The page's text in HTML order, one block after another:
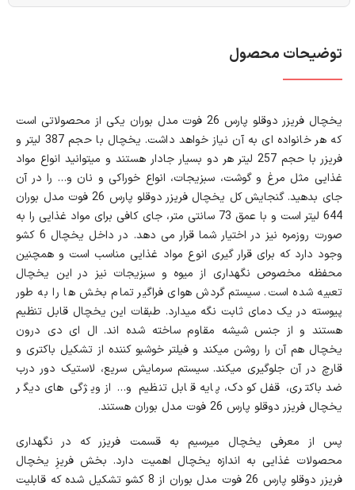
توضیحات محصول
یخچال فریزر دوقلو پارس 26 فوت مدل بوران یکی از محصولاتی است
که هر خانواده ای به آن نیاز خواهد داشت. یخچال با حجم 387 لیتر و
فریزر با حجم 257 لیتر هر دو بسیار جادار هستند و میتوانید انواع مواد
غذایی مثل مرغ و گوشت، سبزیجات، انواع خوراکی و نان و… را در آن
جای بدهید. گنجایش کل یخچال فریزر دوقلو پارس 26 فوت مدل بوران
644 لیتر است و با عمق 73 سانتی متر، جای کافی برای مواد غذایی را به
صورت روزمره نیز در اختیار شما قرار می دهد. در داخل یخچال 6 کشو
وجود دارد که برای قرار گیری انوع مواد غذایی مناسب است و همچنین
محفظه مخصوص نگهداری از میوه و سبزیجات نیز در این یخچال
تعبیه شده است. سیستم گردش هوای فراگیر تمام بخش ها را به طور
پیوسته در یک دمای ثابت نگه میدارد. طبقات این یخچال قابل تنظیم
هستند و از جنس شیشه مقاوم ساخته شده اند. ال ای دی درون
یخچال هم آن را روشن میکند و فیلتر خوشبو کننده از تشکیل باکتری و
قارچ در آن جلوگیری میکند. سیستم سرمایش سریع، لاستیک دور درب
ضد باکتری، قفل کودک، پایه قابل تنظیم و… از ویژگی های دیگر
یخچال فریزر دوقلو پارس 26 فوت مدل بوران هستند.
پس از معرفی یخچال میرسیم به قسمت فریزر که در نگهداری
محصولات غذایی به اندازه یخچال اهمیت دارد. بخش فریزِ یخچال
فریزر دوقلو پارس 26 فوت مدل بوران از 8 کشو تشکیل شده که قابلیت